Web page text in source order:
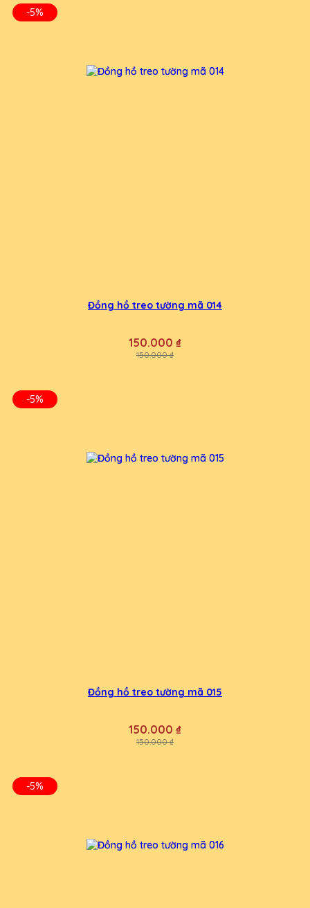
-5%
Đồng hồ treo tường mã 014
150.000 ₫
150.000 ₫
-5%
Đồng hồ treo tường mã 015
150.000 ₫
150.000 ₫
-5%